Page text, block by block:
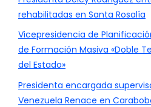
rehabilitadas en Santa Rosalía
Vicepresidencia de
de Formación Masiva «Doble
del Estado»
Presidenta encargada
Venezuela Renace en